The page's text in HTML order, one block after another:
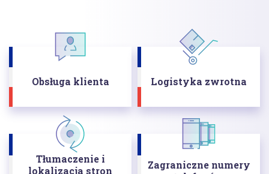
Obsługa klienta Logistyka zwrotna
Tłumaczenie i
lokalizacja stron
Zagraniczne numery